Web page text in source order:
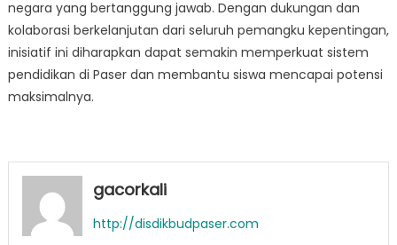
negara yang bertanggung jawab. Dengan dukungan dan
kolaborasi berkelanjutan dari seluruh pemangku kepentingan,
inisiatif ini diharapkan dapat semakin memperkuat sistem
pendidikan di Paser dan membantu siswa mencapai potensi
maksimalnya.
gacorkali
http://disdikbudpaser.com